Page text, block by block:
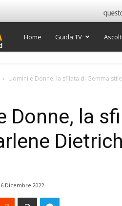
Super
Home Guida TV
Uomini e Donne, la sfilata di Gemma
Donne, la
6 Dicembre 2022